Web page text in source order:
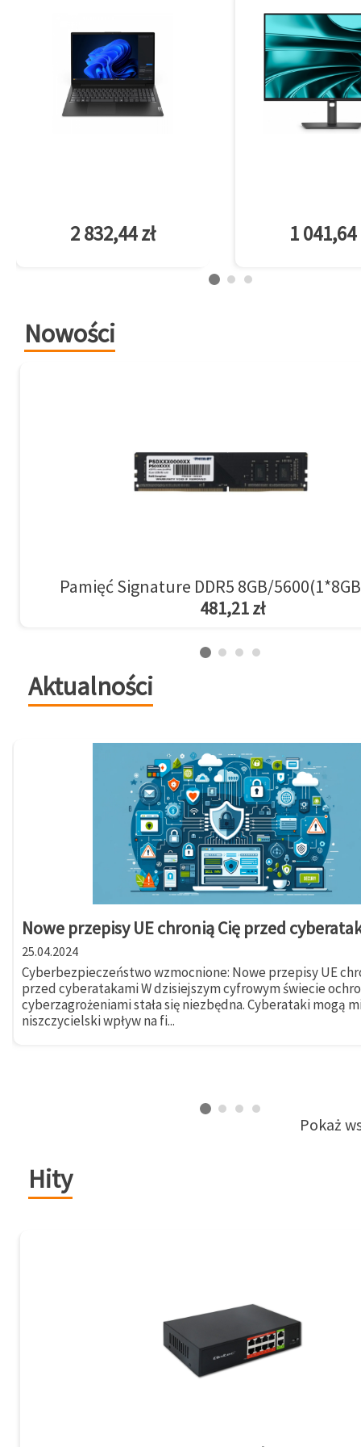
2 832,44 zł 1 041,64
Nowości
Pamięć Signature DDR5 8GB/
481,21 zł
Aktualności
Nowe przepisy UE chronią Cię przed
25.04.2024
Cyberbezpieczeństwo wzmocnione: Nowe przepisy UE
przed cyberatakami W dzisiejszym cyfrowym świecie
cyberzagrożeniami stała się niezbędna. Cyberataki mogą
niszczycielski wpływ na fi...
Pokaż
Hity